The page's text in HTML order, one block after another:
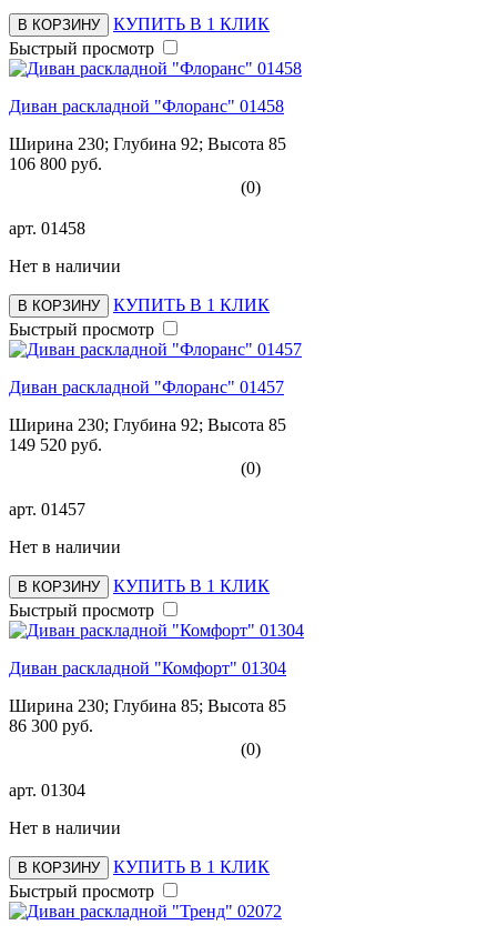
В КОРЗИНУ
КУПИТЬ В 1 КЛИК
Быстрый просмотр
Диван раскладной "Флоранс" 01458
Ширина 230; Глубина 92; Высота 85
106 800 руб.
(0)
арт. 01458
Нет в наличии
В КОРЗИНУ
КУПИТЬ В 1 КЛИК
Быстрый просмотр
Диван раскладной "Флоранс" 01457
Ширина 230; Глубина 92; Высота 85
149 520 руб.
(0)
арт. 01457
Нет в наличии
В КОРЗИНУ
КУПИТЬ В 1 КЛИК
Быстрый просмотр
Диван раскладной "Комфорт" 01304
Ширина 230; Глубина 85; Высота 85
86 300 руб.
(0)
арт. 01304
Нет в наличии
В КОРЗИНУ
КУПИТЬ В 1 КЛИК
Быстрый просмотр